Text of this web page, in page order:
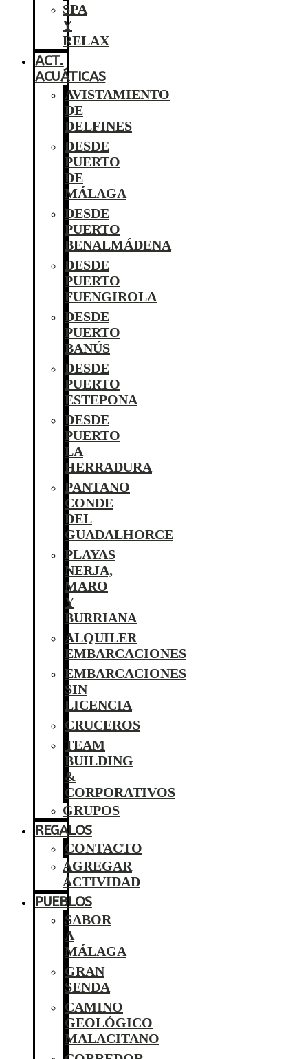
SPA
Y
RELAX
ACT.
ACUÁTICAS
AVISTAMIENTO
DE
DELFINES
DESDE
PUERTO
DE
MÁLAGA
DESDE
PUERTO
BENALMÁDENA
DESDE
PUERTO
FUENGIROLA
DESDE
PUERTO
BANÚS
DESDE
PUERTO
ESTEPONA
DESDE
PUERTO
LA
HERRADURA
PANTANO
CONDE
DEL
GUADALHORCE
PLAYAS
NERJA,
MARO
Y
BURRIANA
ALQUILER
EMBARCACIONES
EMBARCACIONES
SIN
LICENCIA
CRUCEROS
TEAM
BUILDING
&
CORPORATIVOS
GRUPOS
REGALOS
CONTACTO
AGREGAR
ACTIVIDAD
PUEBLOS
SABOR
A
MÁLAGA
GRAN
SENDA
CAMINO
GEOLÓGICO
MALACITANO